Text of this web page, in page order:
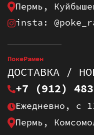
Пермь,
insta:
ПокеРамен
ДОСТАВКА /
+7 (912)
Ежедневно, с
Пермь,